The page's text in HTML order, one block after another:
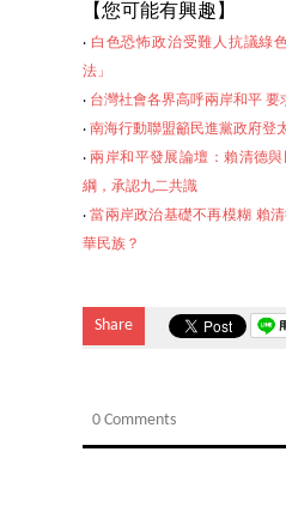
【您可能有興趣】
‧ 白色恐怖政治受難人抗議綠
法」
‧ 台灣社會各界高呼兩岸和平 要
‧ 南海行動聯盟籲民進黨政府登
‧ 兩岸和平發展論壇：賴清德
綱，承認九二共識
‧當兩岸政治基礎不再模糊 賴
華民族？
Share
0 Comments